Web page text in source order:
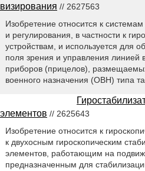
визирования // 2627563
Изобретение относится к
и регулирования, в частности к
устройствам, и используется для
поля зрения и управления линией
приборов (прицелов),
военного назначения (ОВН) типа
элементов // 2625643
Изобретение относится к
к двухосным гироскопическим
элементов, работающим на
предназначенным для